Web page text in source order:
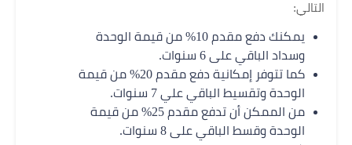
التالي:
يمكنك دفع مقدم 10% من قيمة الوحدة
وسداد الباقي على 6 سنوات.
كما تتوفر إمكانية دفع مقدم 20% من قيمة
الوحدة وتقسيط الباقي علي 7 سنوات.
من الممكن أن تدفع مقدم 25% من قيمة
الوحدة وقسط الباقي على 8 سنوات.